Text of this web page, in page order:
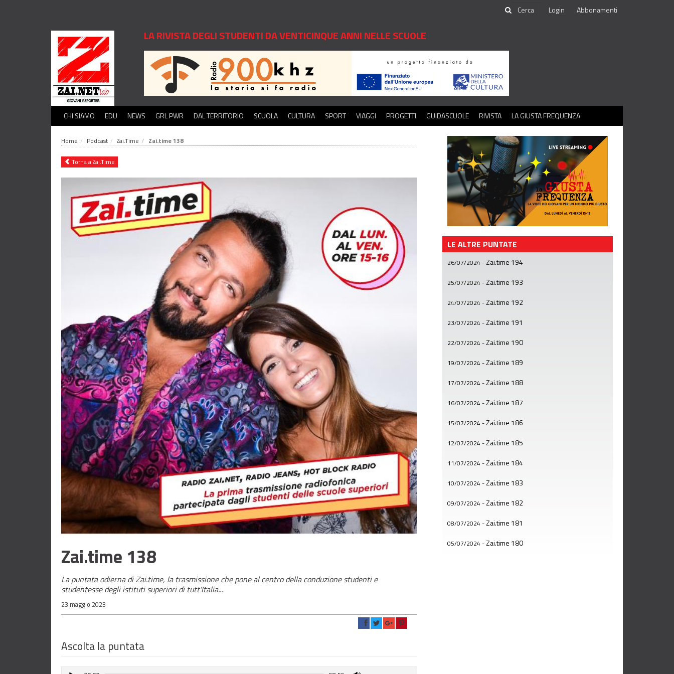
Login Abbonamenti
LA RIVISTA DEGLI STUDENTI DA VENTICINQUE ANNI NELLE SCUOLE
CHI SIAMO EDU NEWS GRL PWR DAL TERRITORIO SCUOLA CULTURA SPORT VIAGGI PROGETTI GUIDASCUOLE RIVISTA LA GIUSTA FREQUENZA
Home Podcast Zai.Time Zai.time 138
Torna a Zai.Time
Zai.time 138
La puntata odierna di Zai.time, la trasmissione che pone al centro della conduzione studenti e
studentesse degli istituti superiori di tutt'Italia...
23 maggio 2023
Ascolta la puntata
LE ALTRE PUNTATE
26/07/2024 -Zai.time 194
25/07/2024 -Zai.time 193
24/07/2024 -Zai.time 192
23/07/2024 -Zai.time 191
22/07/2024 -Zai.time 190
19/07/2024 -Zai.time 189
17/07/2024 -Zai.time 188
16/07/2024 -Zai.time 187
15/07/2024 -Zai.time 186
12/07/2024 -Zai.time 185
11/07/2024 -Zai.time 184
10/07/2024 -Zai.time 183
09/07/2024 -Zai.time 182
08/07/2024 -Zai.time 181
05/07/2024 -Zai.time 180